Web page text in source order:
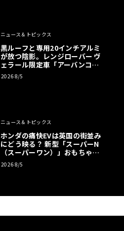
ニュース＆トピックス
黒ルーフと専用20インチアルミ
が放つ陰影。レンジローバー ヴ
ェラール限定車「アーバンコン
トラスト・エディション」登場
2026 8/5
ニュース＆トピックス
ホンダの痛快EVは英国の街並み
にどう映る？ 新型「スーパーN
（スーパーワン）」おもちゃ箱
ツアーの全貌
2026 8/5